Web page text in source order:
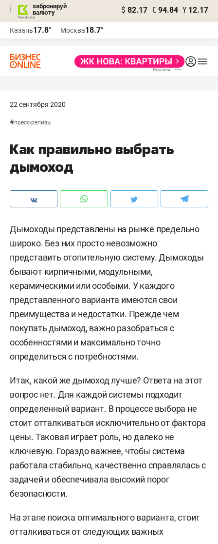
забронируй
валюту
$ 82.17 € 94.84 ¥ 12.17
Казань17.8° Москва18.7°
22 сентября 2020
#пресс-релизы
Как правильно выбрать
дымоход
Дымоходы представлены на рынке предельно
широко. Без них просто невозможно
представить отопительную систему. Дымоходы
бывают кирпичными, модульными,
керамическими или особыми. У каждого
представленного варианта имеются свои
преимущества и недостатки. Прежде чем
покупатьдымоход, важно разобраться с
особенностями и максимально точно
определиться с потребностями.
Итак, какой же дымоход лучше? Ответа на этот
вопрос нет. Для каждой системы подходит
определенный вариант. В процессе выбора не
стоит отталкиваться исключительно от фактора
цены. Таковая играет роль, но далеко не
ключевую. Гораздо важнее, чтобы система
работала стабильно, качественно справлялась с
задачей и обеспечивала высокий порог
безопасности.
На этапе поиска оптимального варианта, стоит
отталкиваться от следующих важных